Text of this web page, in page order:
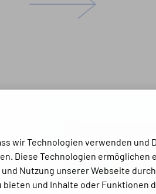
wir Techno­logien verwenden und
Diese Techno­logien ermög­lichen
Nutzung unserer Webseite
und Inhalte oder Funktionen